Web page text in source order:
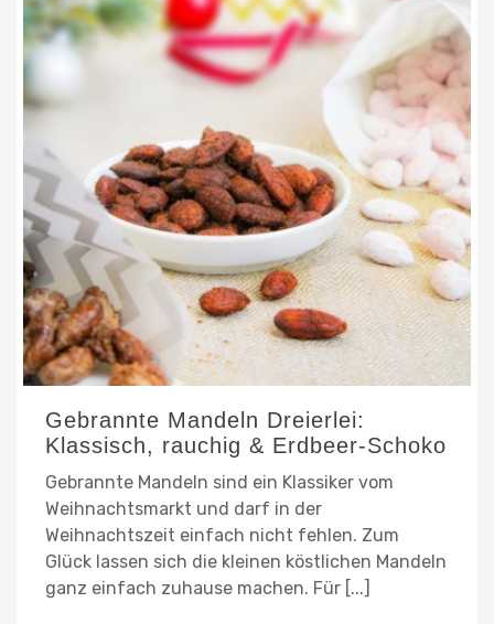
Gebrannte Mandeln Dreierlei:
Klassisch, rauchig & Erdbeer-Schoko
Gebrannte Mandeln sind ein Klassiker vom
Weihnachtsmarkt und darf in der
Weihnachtszeit einfach nicht fehlen. Zum
Glück lassen sich die kleinen köstlichen Mandeln
ganz einfach zuhause machen. Für [...]